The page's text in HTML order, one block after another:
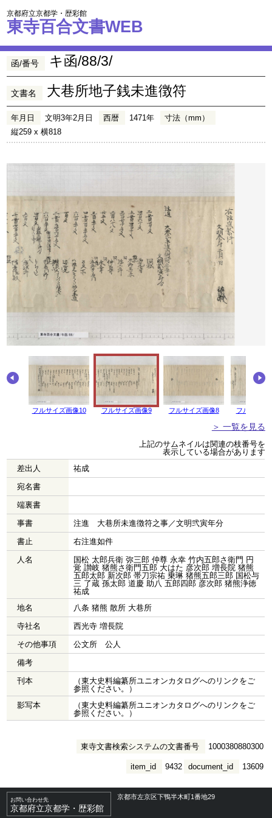
京都府立京都学・歴彩館
東寺百合文書WEB
函/番号 キ函/88/3/
文書名 大巷所地子銭未進徴符
年月日 文明3年2月日 西暦 1471年
寸法（mm）
縦259 x 横818
フルサイズ画像10 フルサイズ画像9 フルサイズ画像8 フルサイズ
＞ 一覧を見る
上記のサムネイルは関連の枝番号を
表示している場合があります
差出人
祐成
宛名書
端裏書
事書
注進 大巷所未進徴符之事／文明弐寅年分
書止
右注進如件
人名
国松 太郎兵衛 弥三郎 仲尊 永幸 竹内五郎さ衛門 円
覚 讃岐 猪熊さ衛門五郎 大はた 彦次郎 増長院 猪熊
五郎太郎 新次郎 帯刀宗祐 乗琳 猪熊五郎三郎 国松与
三 了蔵 孫太郎 道慶 助八 五郎四郎 彦次郎 猪熊浄徳
祐成
地名
八条 猪熊 散所 大巷所
寺社名
西光寺 増長院
その他事項
公文所 公人
備考
刊本
（東大史料編纂所ユニオンカタログへのリンクをご
参照ください。）
影写本
（東大史料編纂所ユニオンカタログへのリンクをご
参照ください。）
東寺文書検索システムの文書番号 1000380880300
document_id 13609
item_id 9432
お問い合わせ先
京都府立京都学・歴彩館
京都市左京区下鴨半木町1番地29